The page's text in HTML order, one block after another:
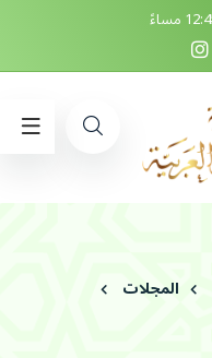
المجلات